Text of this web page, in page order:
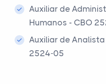
Auxiliar de
Humanos - CBO
Auxiliar de
2524-05